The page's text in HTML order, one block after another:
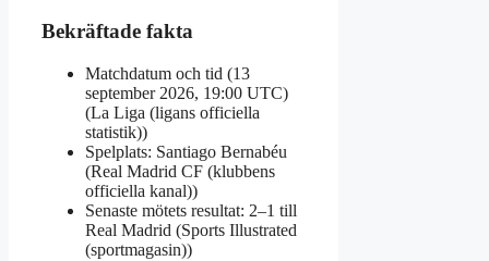
Bekräftade fakta
Matchdatum och tid (13
september 2026, 19:00 UTC)
(La Liga (ligans officiella
statistik))
Spelplats: Santiago Bernabéu
(Real Madrid CF (klubbens
officiella kanal))
Senaste mötets resultat: 2–1 till
Real Madrid (Sports Illustrated
(sportmagasin))